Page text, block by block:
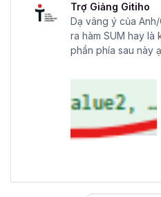
Trợ Giảng Gitiho
Dạ vâng ý của
ra hàm SUM hay là
phần phía sau này